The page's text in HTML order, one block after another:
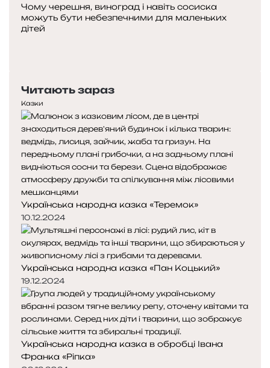
к
р
о
Чому черешня, виноград і навіть сосиска
можуть бути небезпечними для маленьких
дітей
р
е
д
н
я
с
т
о
р
і
н
к
а
т
у
п
н
а
с
т
о
р
і
н
к
а
Читають зараз
Казки
Українська народна казка «Теремок»
10.12.2024
Українська народна казка «Пан Коцький»
19.12.2024
Українська народна казка в обробці Івана
Франка «Ріпка»